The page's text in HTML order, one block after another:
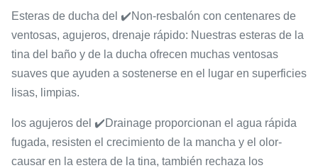
Esteras de ducha del ✔️Non-resbalón con centenares de
ventosas, agujeros, drenaje rápido: Nuestras esteras de la
tina del baño y de la ducha ofrecen muchas ventosas
suaves que ayuden a sostenerse en el lugar en superficies
lisas, limpias.
los agujeros del ✔️Drainage proporcionan el agua rápida
fugada, resisten el crecimiento de la mancha y el olor-
causar en la estera de la tina, también rechaza los